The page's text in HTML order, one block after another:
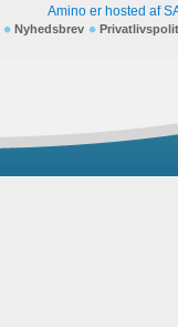
Amino er hosted af
Nyhedsbrev